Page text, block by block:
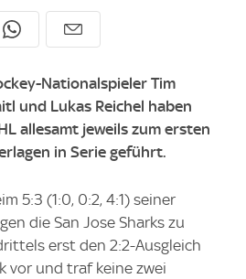
Nationalspieler Tim
und Lukas Reichel haben
allesamt jeweils zum ersten
in Serie geführt.
5:3 (1:0, 0:2, 4:1) seiner
die San Jose Sharks zu
erst den 2:2-Ausgleich
vor und traf keine zwei